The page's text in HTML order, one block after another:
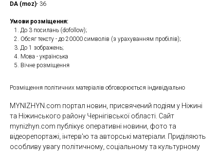
DA (moz)- 36
Умови розміщення:
До 3 посилань (dofollow);
Обсяг тексту - до 20000 символів (з урахуванням пробілів);
До 1 зображень;
Мова - українська
Вічне розміщення
Розміщення політичних матеріалів обговорюється індивідуально
MYNIZHYN.com портал новин, присвячений подіям у Ніжині
та Ніжинського району Чернігівської області. Сайт
mynizhyn.com публікує оперативні новини, фото та
відеорепортажі, інтерв'ю та авторські матеріали. Приділяють
особливу увагу політичному, соціальному та культурному